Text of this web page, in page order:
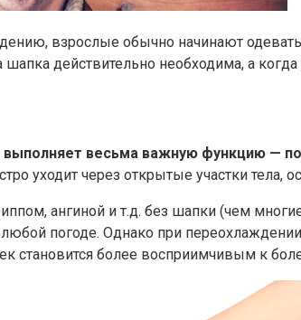
взрослые обычно начинают
действительно необходима, а когда
весьма важную функцию —
уходит через открытые участки тела,
ангиной и т.д. без шапки (чем
погоде. Однако при
становится более восприимчивым к